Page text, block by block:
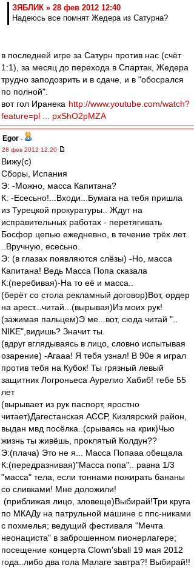
ЗЯБЛИК » 28 фев 2012 12:40
Надеюсь все помнят Жедера из Сатурна?
в последней игре за Сатурн против нас (счёт
1:1), за месяц до перехода в Спартак, Жедера
трудно заподозрить и в сдаче, и в "обосрался
по полной".
вот гол Иранека http://www.youtube.com/watch?
feature=pl ... pxShO2pMZA
Egor -
28 фев 2012 12:20
Вижу(с)
Сборы, Испания
Э: -Можно, масса Капитана?
К: -Есесьно!...Входи...Бумага на тебя пришла
из Турецкой прокуратуры.. Ждут на
исправительных работах - перетягивать
Босфор цепью ежедневно, в течение трёх лет..
..Вручную, есесьно.
Э: (в глазах появляются слёзы) -Но, масса
Капитана! Ведь Масса Попа сказала
К:(перебивая)-На то её и масса..
(берёт со стола рекламный договор)Вот, ордер
на арест...читай...(вырывая)Из моих рук!
(зажимая пальцем)Э ме...вот, сюда читай "..
NIKE",видишь? Значит ты.
(вдруг вглядываясь в лицо, словно испытывая
озарение) -Агааа! Я тебя узнал! В 90е я играл
против тебя на Кубок! Ты грязный левый
защитник Логроньеса Аурелио Хабиб! тебе 55
лет
(вырывает из рук паспорт, яростно
читает)Дагестанская АССР, Кизлярский район,
выдан мвд посёлка..(срываясь на крик)Чью
жизнь ты живёшь, проклятый Колдун??
Э:(плача) Это не я... Масса Попааа обещала
К:(передразнивая)"Масса попа".. равна 1/3
"масса" тела, если тоннами пожирать бананы
со сливками! Мне доложили!
(приближая лицо, зловеще)Выбирай!Три круга
по МКАДу на патрульной машине с ппс-никами
с похмелья; ведущий фестиваля "Мечта
неонациста" в заброшенном пионерлагере;
посещение концерта Clown'sball 19 мая 2012
года..либо два гола Малаге завтра?! Выбирай!!